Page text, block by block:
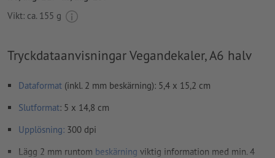
Vikt: ca. 155 g
Tryckdataanvisningar Vegandekaler, A6 halv
Dataformat (inkl. 2 mm beskärning): 5,4 x 15,2 cm
Slutformat: 5 x 14,8 cm
Upplösning: 300 dpi
Lägg 2 mm runtom beskärning viktig information med min. 4